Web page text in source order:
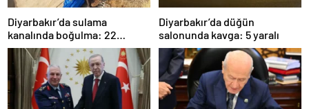
Diyarbakır’da sulama
kanalında boğulma: 22
yaşındaki genç hayatını
kaybetti
Diyarbakır’da düğün
salonunda kavga: 5 yaralı